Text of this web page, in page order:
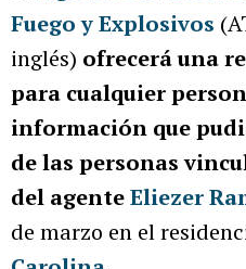
Fuego y Explosivos
inglés) ofrecerá una
para cualquier
información que
de las personas
del agenteEliezer
de marzo en el